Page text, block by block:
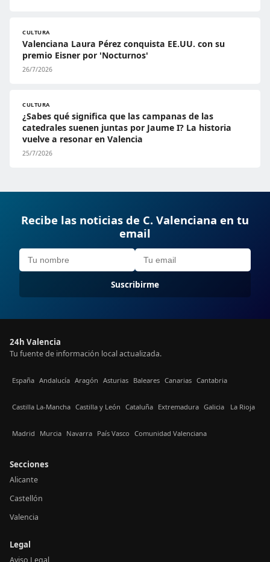
CULTURA
Valenciana Laura Pérez conquista EE.UU. con su
premio Eisner por 'Nocturnos'
26/7/2026
CULTURA
¿Sabes qué significa que las campanas de las
catedrales suenen juntas por Jaume I? La historia
vuelve a resonar en Valencia
25/7/2026
Recibe las noticias de C. Valenciana en tu
email
Suscribirme
24h Valencia
Tu fuente de información local actualizada.
España Andalucía Aragón Asturias Baleares Canarias Cantabria
Castilla La-Mancha Castilla y León Cataluña Extremadura Galicia La Rioja
Madrid Murcia Navarra País Vasco Comunidad Valenciana
Secciones
Alicante
Castellón
Valencia
Legal